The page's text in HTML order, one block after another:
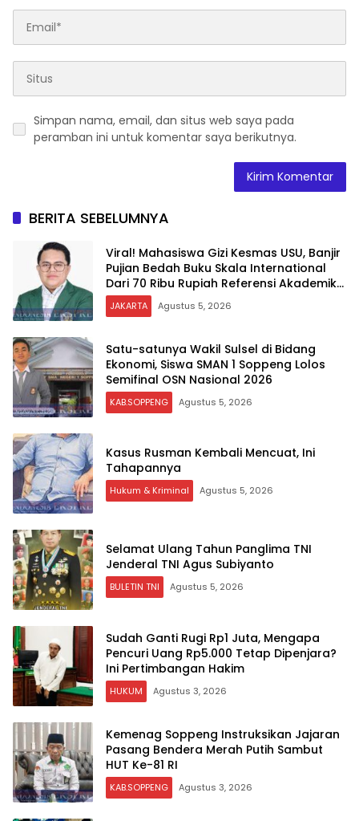
Simpan nama, email, dan situs web saya pada
peramban ini untuk komentar saya berikutnya.
BERITA SEBELUMNYA
Viral! Mahasiswa Gizi Kesmas USU, Banjir
Pujian Bedah Buku Skala International
Dari 70 Ribu Rupiah Referensi Akademik
Dunia
JAKARTA Agustus 5, 2026
Satu-satunya Wakil Sulsel di Bidang
Ekonomi, Siswa SMAN 1 Soppeng Lolos
Semifinal OSN Nasional 2026
KAB.SOPPENG Agustus 5, 2026
Kasus Rusman Kembali Mencuat, Ini
Tahapannya
Hukum & Kriminal Agustus 5, 2026
Selamat Ulang Tahun Panglima TNI
Jenderal TNI Agus Subiyanto
BULETIN TNI Agustus 5, 2026
Sudah Ganti Rugi Rp1 Juta, Mengapa
Pencuri Uang Rp5.000 Tetap Dipenjara?
Ini Pertimbangan Hakim
HUKUM Agustus 3, 2026
Kemenag Soppeng Instruksikan Jajaran
Pasang Bendera Merah Putih Sambut
HUT Ke-81 RI
KAB.SOPPENG Agustus 3, 2026